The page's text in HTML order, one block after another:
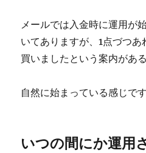
メールでは入金時に運用が
いてありますが、1点づつ
買いましたという案内があ
自然に始まっている感じです
いつの間にか運用